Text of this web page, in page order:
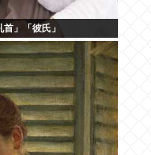
」「彼氏」